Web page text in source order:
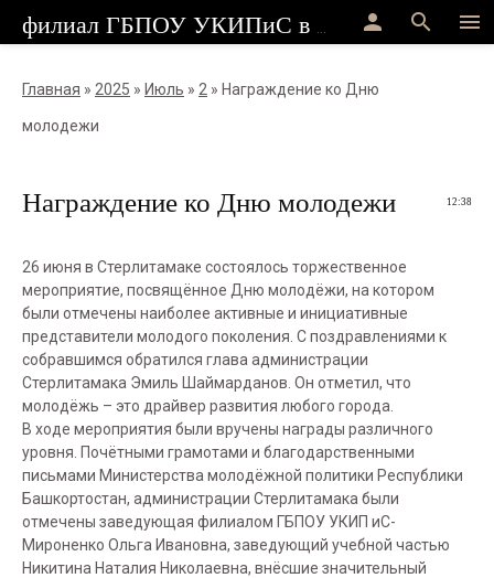
menu
search
person
Главная » 2025 » Июль » 2 » Награждение ко Дню
молодежи
12:38
Награждение ко Дню молодежи
26 июня в Стерлитамаке состоялось торжественное
мероприятие, посвящённое Дню молодёжи, на котором
были отмечены наиболее активные и инициативные
представители молодого поколения. С поздравлениями к
собравшимся обратился глава администрации
Стерлитамака Эмиль Шаймарданов. Он отметил, что
молодёжь – это драйвер развития любого города.
В ходе мероприятия были вручены награды различного
уровня. Почётными грамотами и благодарственными
письмами Министерства молодёжной политики Республики
Башкортостан, администрации Стерлитамака были
отмечены заведующая филиалом ГБПОУ УКИП иС-
Мироненко Ольга Ивановна, заведующий учебной частью
Никитина Наталия Николаевна, внёсшие значительный